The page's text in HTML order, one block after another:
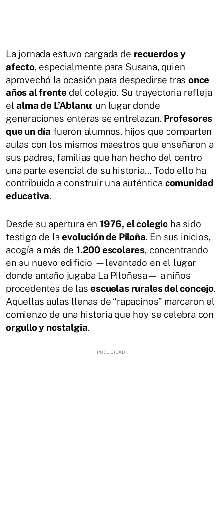
La jornada estuvo cargada de recuerdos y
afecto, especialmente para Susana, quien
aprovechó la ocasión para despedirse trasonce
años al frentedel colegio. Su trayectoria refleja
elalma de L’Ablanu: un lugar donde
generaciones enteras se entrelazan. Profesores
que un día fueron alumnos, hijos que comparten
aulas con los mismos maestros que enseñaron a
sus padres, familias que han hecho del centro
una parte esencial de su historia… Todo ello ha
contribuido a construir una auténtica comunidad
educativa.
Desde su apertura en1976, el colegioha sido
testigo de laevolución de Piloña. En sus inicios,
acogía a más de 1.200 escolares, concentrando
en su nuevo edificio —levantado en el lugar
donde antaño jugaba La Piloñesa— a niños
procedentes de lasescuelas rurales del concejo.
Aquellas aulas llenas de “rapacinos” marcaron el
comienzo de una historia que hoy se celebra con
orgullo y nostalgia.